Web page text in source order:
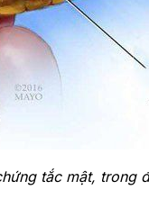
tắc mật,